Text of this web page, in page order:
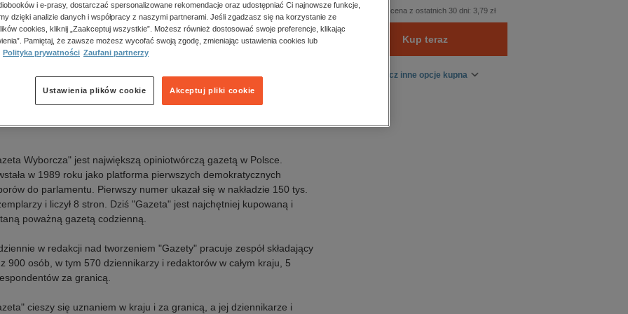
wydania: 06.08.2026
publikacji:polski
0860908XWRO
Wyborcza" jest największą opiniotwórczą gazetą w Polsce.
w 1989 roku jako platforma pierwszych demokratycznych
do parlamentu. Pierwszy numer ukazał się w nakładzie 150 tys.
i liczył 8 stron. Dziś "Gazeta" jest najchętniej kupowaną i
poważną gazetą codzienną.
w redakcji nad tworzeniem "Gazety" pracuje zespół składający
900 osób, w tym 570 dziennikarzy i redaktorów w całym kraju, 5
za granicą.
cieszy się uznaniem w kraju i za granicą, a jej dziennikarze i
Najniższa cena z ostatnich 30 dni: 3,79 zł
Kup teraz
Zobacz inne opcje kupna
i e-prasy, dostarczać spersonalizowane rekomendacje oraz udostępniać Ci najnowsze funkcje,
dzięki analizie danych i współpracy z naszymi partnerami. Jeśli zgadzasz się na korzystanie ze
cookies, kliknij „Zaakceptuj wszystkie”. Możesz również dostosować swoje preferencje, klikając
Pamiętaj, że zawsze możesz wycofać swoją zgodę, zmieniając ustawienia cookies lub
Polityka prywatności Zaufani partnerzy
Akceptuj pliki cookie
Ustawienia plików cookie